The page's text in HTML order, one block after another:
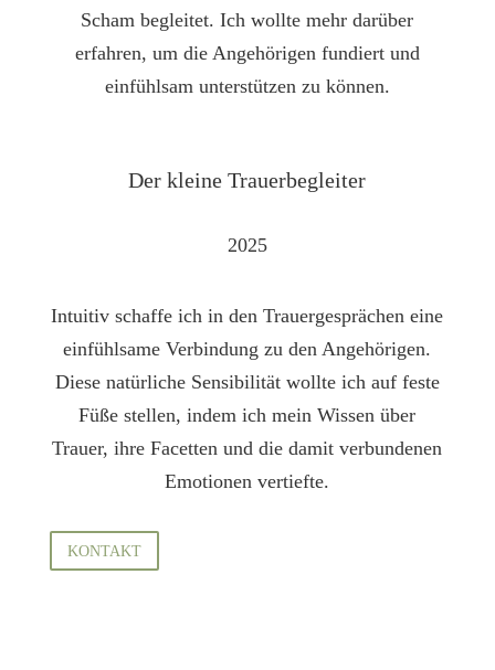
Scham begleitet. Ich wollte mehr darüber
erfahren, um die Angehörigen fundiert und
einfühlsam unterstützen zu können.
Der kleine Trauer­begleiter
2025
Intuitiv schaffe ich in den Trauergesprächen eine
einfühlsame Verbindung zu den Angehörigen.
Diese natürliche Sensibilität wollte ich auf feste
Füße stellen, indem ich mein Wissen über
Trauer, ihre Facetten und die damit verbundenen
Emotionen vertiefte.
KONTAKT